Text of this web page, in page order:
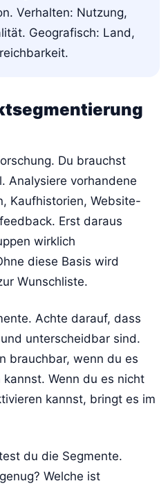
Verhalten: Nutzung,
Geografisch: Land,
Du brauchst
Analysiere vorhandene
Kaufhistorien, Website-
Erst daraus
wirklich
diese Basis wird
Wunschliste.
Achte darauf, dass
unterscheidbar sind.
brauchbar, wenn du es
Wenn du es nicht
kannst, bringt es im
du die Segmente.
Welche ist